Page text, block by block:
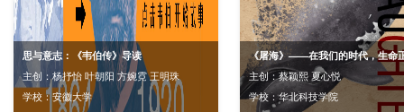
思与意志：《韦伯传》导读
主创：杨抒怡 叶朝阳 方婉霓 王明珠
学校：安徽大学
《屠海》——在我们的时代，生命
主创：蔡颖熙 夏心悦
学校：华北科技学院